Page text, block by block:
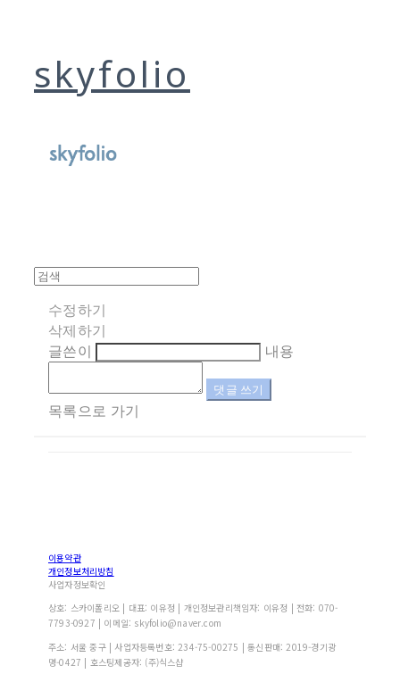
skyfolio
수정하기
삭제하기
글쓴이
내용
댓글 쓰기
목록으로 가기
이용약관
개인정보처리방침
사업자정보확인
상호: 스카이폴리오 | 대표: 이유정 | 개인정보관리책임자: 이유정 | 전화: 070-
7793-0927 | 이메일: skyfolio@naver.com
주소: 서울 중구 | 사업자등록번호: 234-75-00275 | 통신판매: 2019-경기광
명-0427 | 호스팅제공자: (주)식스샵